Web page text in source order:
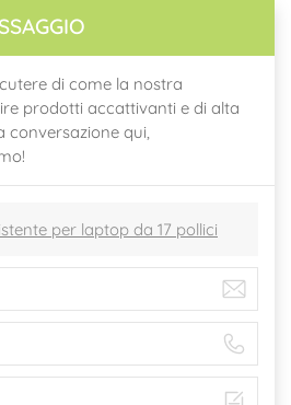
di come la nostra
prodotti accattivanti e di alta
conversazione qui,
per laptop da 17 pollici